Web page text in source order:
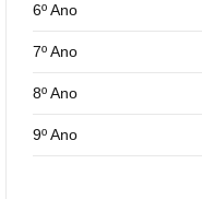
6º Ano
7º Ano
8º Ano
9º Ano